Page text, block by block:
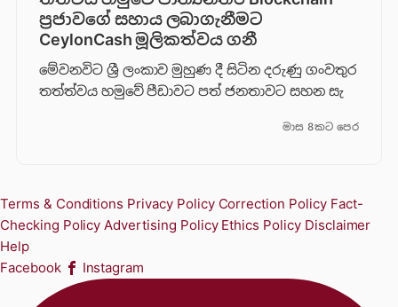
ප්‍රජාවගේ සහාය ලබාගැනීමට
CeylonCash මූලිකත්වය ග​නී
මේවනවිට ශ්‍රී ලංකාව මුහුණ දී සිටින දරුණු ගංවතුර
තත්ත්වය හමුවේ පීඩාවට පත් ජනතාවට සහන සැ
මාස 8කට පෙර
Terms & Conditions Privacy Policy Correction Policy Fact-
Checking Policy Advertising Policy Ethics Policy Disclaimer
Help
Facebook
Instagram